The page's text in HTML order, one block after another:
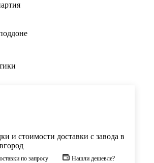
и стоимости доставки с завода в
по запросу Нашли дешевле?